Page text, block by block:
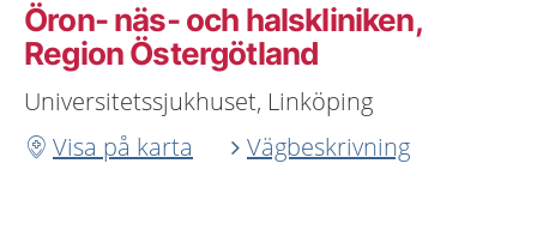
Öron- näs- och halskliniken,
Region Östergötland
Universitetssjukhuset, Linköping
Visa på karta
Vägbeskrivning